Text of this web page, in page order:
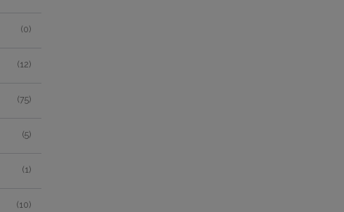
(0)
(12)
(75)
(5)
(1)
(10)